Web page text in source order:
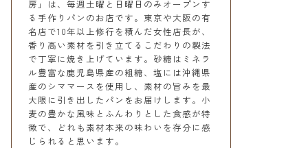
房」は、毎週土曜と日曜日のみオープンす
る手作りパンのお店です。東京や大阪の有
名店で10年以上修行を積んだ女性店長が、
香り高い素材を引き立てるこだわりの製法
で丁寧に焼き上げています。砂糖はミネラ
ル豊富な鹿児島県産の粗糖、塩には沖縄県
産のシママースを使用し、素材の旨みを最
大限に引き出したパンをお届けします。小
麦の豊かな風味とふんわりとした食感が特
徴で、どれも素材本来の味わいを存分に感
じられると思います。